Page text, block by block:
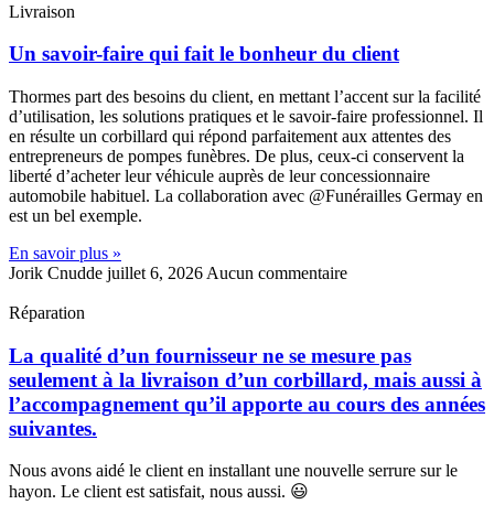
Livraison
Un savoir-faire qui fait le bonheur du client
Thormes part des besoins du client, en mettant l’accent sur la facilité
d’utilisation, les solutions pratiques et le savoir-faire professionnel. Il
en résulte un corbillard qui répond parfaitement aux attentes des
entrepreneurs de pompes funèbres. De plus, ceux-ci conservent la
liberté d’acheter leur véhicule auprès de leur concessionnaire
automobile habituel. La collaboration avec @Funérailles Germay en
est un bel exemple.
En savoir plus »
Jorik Cnudde juillet 6, 2026 Aucun commentaire
Réparation
La qualité d’un fournisseur ne se mesure pas
seulement à la livraison d’un corbillard, mais aussi à
l’accompagnement qu’il apporte au cours des années
suivantes.
Nous avons aidé le client en installant une nouvelle serrure sur le
hayon. Le client est satisfait, nous aussi. 😃